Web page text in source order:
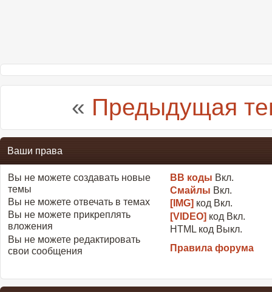
« Предыдущая
Ваши права
Вы не можете создавать новые
темы
Вы не можете отвечать в темах
Вы не можете прикреплять
вложения
Вы не можете редактировать
свои сообщения
BB коды Вкл.
Смайлы Вкл.
[IMG] код Вкл.
[VIDEO] код Вкл.
HTML код Выкл.
Правила форума